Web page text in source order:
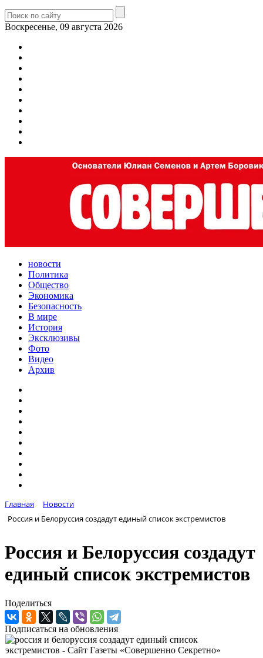
Воскресенье, 09 августа 2026
новости
Политика
Общество
Экономика
Безопасность
В мире
История
Эксклюзивы
Фото
Видео
Архив
Главная
Новости
Россия и Белоруссия создадут единый список экстремистов
Россия и Белоруссия создадут
единый список экстремистов
Поделиться
Подписаться на обновления